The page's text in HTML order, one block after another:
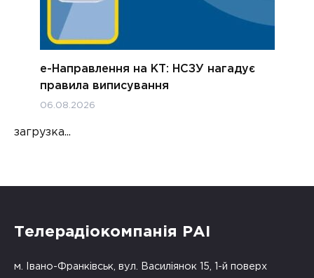
е-Направлення на КТ: НСЗУ нагадує
правила виписування
06.08.2026
загрузка...
Телерадіокомпанія РАІ
м. Івано-Франківськ, вул. Василіянок 15, 1-й поверх